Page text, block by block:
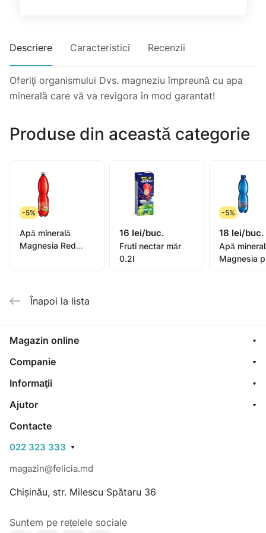
Descriere Caracteristici Recenzii
Oferiţi organismului Dvs. magneziu împreună cu apa
minerală care vă va revigora în mod garantat!
Produse din această categorie
-5%
Apă minerală
Magnesia Red
16 lei/buc.
Fruti nectar măr
0.2l
-5%
18 lei/buc.
Apă
Magnesia
Înapoi la lista
Magazin online
Companie
Informaţii
Ajutor
Contacte
022 323 333
magazin@felicia.md
Chișinău, str. Milescu Spătaru 36
Suntem pe rețelele sociale